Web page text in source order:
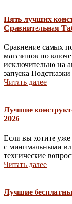
Пять лучших
Сравнительная
Сравнение самых
магазинов по
исключительно на
запуска
Читать далее
Лучшие
2026
Если вы хотите уже
с минимальными
технические
Читать далее
Лучшие